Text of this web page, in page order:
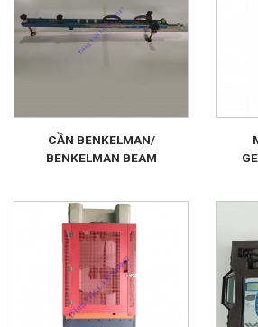
CẦN BENKELMAN/
BENKELMAN BEAM